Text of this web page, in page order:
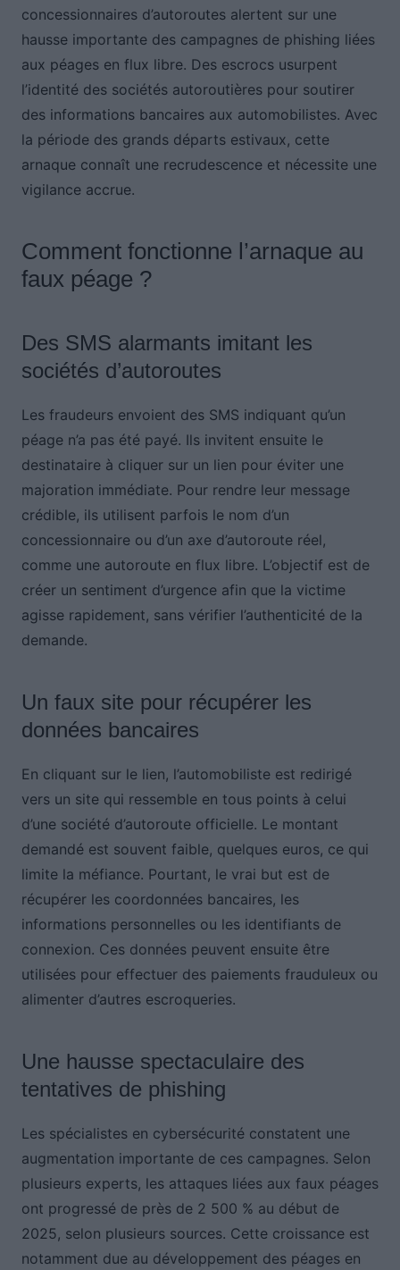
concessionnaires d’autoroutes alertent sur une
hausse importante des campagnes de phishing liées
aux péages en flux libre. Des escrocs usurpent
l’identité des sociétés autoroutières pour soutirer
des informations bancaires aux automobilistes. Avec
la période des grands départs estivaux, cette
arnaque connaît une recrudescence et nécessite une
vigilance accrue.
Comment fonctionne l’arnaque au
faux péage ?
Des SMS alarmants imitant les
sociétés d’autoroutes
Les fraudeurs envoient des SMS indiquant qu’un
péage n’a pas été payé. Ils invitent ensuite le
destinataire à cliquer sur un lien pour éviter une
majoration immédiate. Pour rendre leur message
crédible, ils utilisent parfois le nom d’un
concessionnaire ou d’un axe d’autoroute réel,
comme une autoroute en flux libre. L’objectif est de
créer un sentiment d’urgence afin que la victime
agisse rapidement, sans vérifier l’authenticité de la
demande.
Un faux site pour récupérer les
données bancaires
En cliquant sur le lien, l’automobiliste est redirigé
vers un site qui ressemble en tous points à celui
d’une société d’autoroute officielle. Le montant
demandé est souvent faible, quelques euros, ce qui
limite la méfiance. Pourtant, le vrai but est de
récupérer les coordonnées bancaires, les
informations personnelles ou les identifiants de
connexion. Ces données peuvent ensuite être
utilisées pour effectuer des paiements frauduleux ou
alimenter d’autres escroqueries.
Une hausse spectaculaire des
tentatives de phishing
Les spécialistes en cybersécurité constatent une
augmentation importante de ces campagnes. Selon
plusieurs experts, les attaques liées aux faux péages
ont progressé de près de 2 500 % au début de
2025, selon plusieurs sources. Cette croissance est
notamment due au développement des péages en